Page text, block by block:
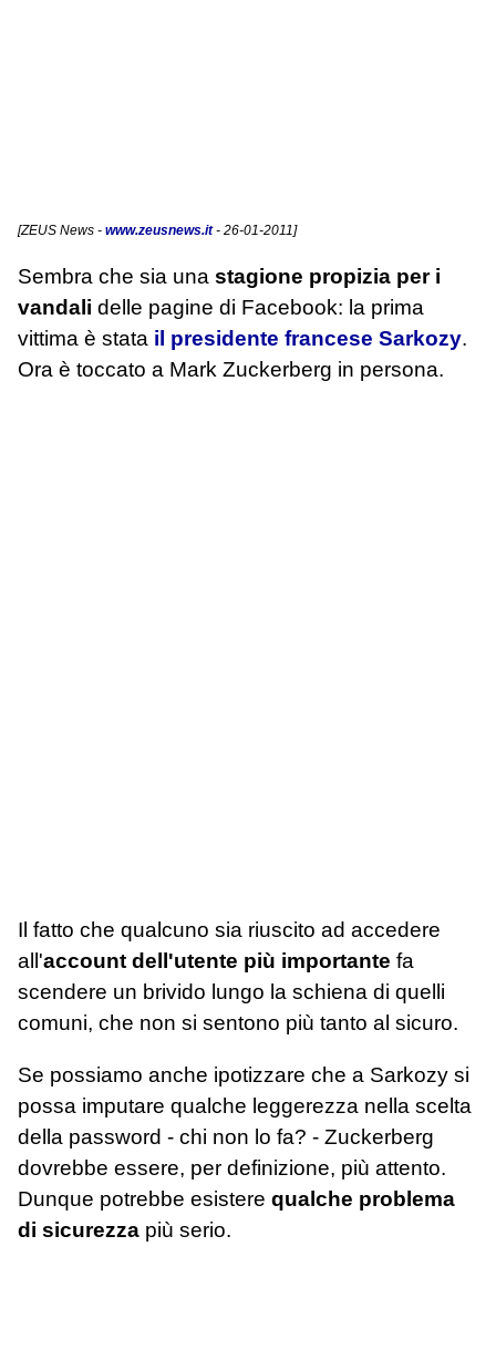
[ZEUS News - www.zeusnews.it- 26-01-2011]
Sembra che sia una stagione propizia per i
vandali delle pagine di Facebook: la prima
vittima è stata il presidente francese Sarkozy.
Ora è toccato a Mark Zuckerberg in persona.
Il fatto che qualcuno sia riuscito ad accedere
all'account dell'utente più importante fa
scendere un brivido lungo la schiena di quelli
comuni, che non si sentono più tanto al sicuro.
Se possiamo anche ipotizzare che a Sarkozy si
possa imputare qualche leggerezza nella scelta
della password - chi non lo fa? - Zuckerberg
dovrebbe essere, per definizione, più attento.
Dunque potrebbe esistere qualche problema
di sicurezza più serio.